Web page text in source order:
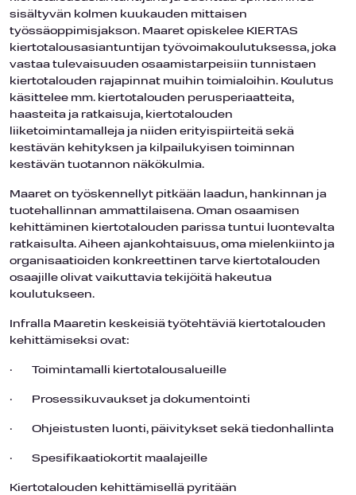
sisältyvän kolmen kuukauden mittaisen
työssäoppimisjakson. Maaret opiskelee KIERTAS
kiertotalousasiantuntijan työvoimakoulutuksessa, joka
vastaa tulevaisuuden osaamistarpeisiin tunnistaen
kiertotalouden rajapinnat muihin toimialoihin. Koulutus
käsittelee mm. kiertotalouden perusperiaatteita,
haasteita ja ratkaisuja, kiertotalouden
liiketoimintamalleja ja niiden erityispiirteitä sekä
kestävän kehityksen ja kilpailukyisen toiminnan
kestävän tuotannon näkökulmia.
Maaret on työskennellyt pitkään laadun, hankinnan ja
tuotehallinnan ammattilaisena. Oman osaamisen
kehittäminen kiertotalouden parissa tuntui luontevalta
ratkaisulta. Aiheen ajankohtaisuus, oma mielenkiinto ja
organisaatioiden konkreettinen tarve kiertotalouden
osaajille olivat vaikuttavia tekijöitä hakeutua
koulutukseen.
Infralla Maaretin keskeisiä työtehtäviä kiertotalouden
kehittämiseksi ovat:
· Toimintamalli kiertotalousalueille
· Prosessikuvaukset ja dokumentointi
· Ohjeistusten luonti, päivitykset sekä tiedonhallinta
· Spesifikaatiokortit maalajeille
Kiertotalouden kehittämisellä pyritään